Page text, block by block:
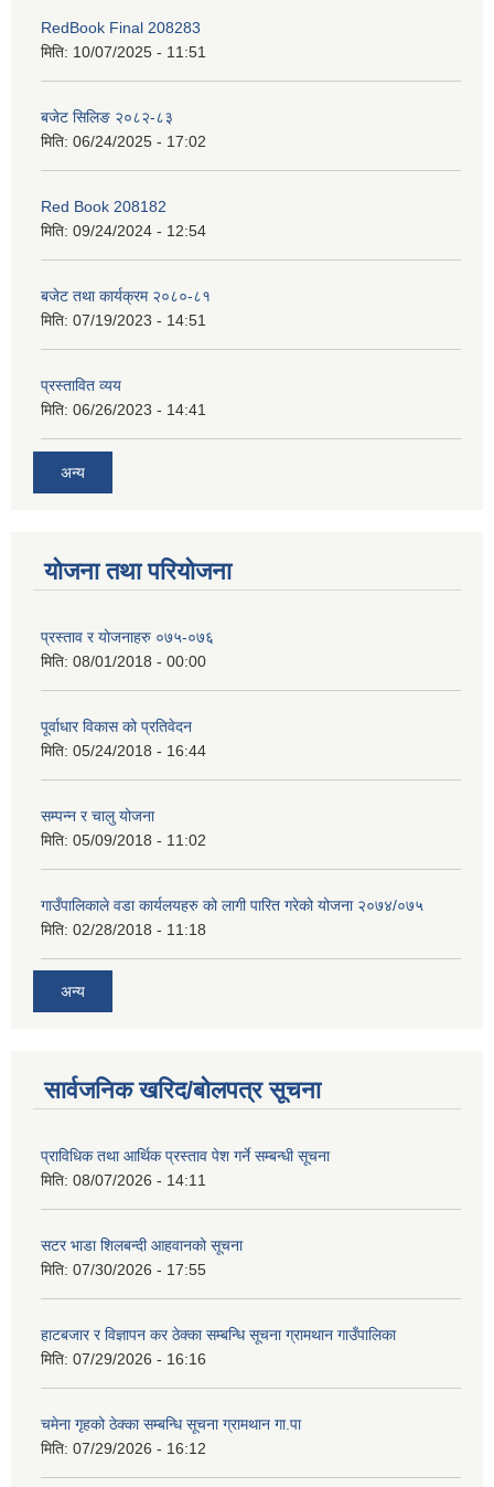
RedBook Final 208283
मिति: 10/07/2025 - 11:51
बजेट सिलिङ २०८२-८३
मिति: 06/24/2025 - 17:02
Red Book 208182
मिति: 09/24/2024 - 12:54
बजेट तथा कार्यक्रम २०८०-८१
मिति: 07/19/2023 - 14:51
प्रस्तावित व्यय
मिति: 06/26/2023 - 14:41
अन्य
योजना तथा परियोजना
प्रस्ताव र योजनाहरु ०७५-०७६
मिति: 08/01/2018 - 00:00
पूर्वाधार विकास को प्रतिवेदन
मिति: 05/24/2018 - 16:44
सम्पन्न र चालु योजना
मिति: 05/09/2018 - 11:02
गाउँपालिकाले वडा कार्यलयहरु को लागी पारित गरेको योजना २०७४/०७५
मिति: 02/28/2018 - 11:18
अन्य
सार्वजनिक खरिद/बोलपत्र सूचना
प्राविधिक तथा आर्थिक प्रस्ताव पेश गर्ने सम्बन्धी सूचना
मिति: 08/07/2026 - 14:11
सटर भाडा शिलबन्दी आहवानको सूचना
मिति: 07/30/2026 - 17:55
हाटबजार र विज्ञापन कर ठेक्का सम्बन्धि सूचना ग्रामथान गाउँपालिका
मिति: 07/29/2026 - 16:16
चमेना गृहको ठेक्का सम्बन्धि सूचना ग्रामथान गा.पा
मिति: 07/29/2026 - 16:12